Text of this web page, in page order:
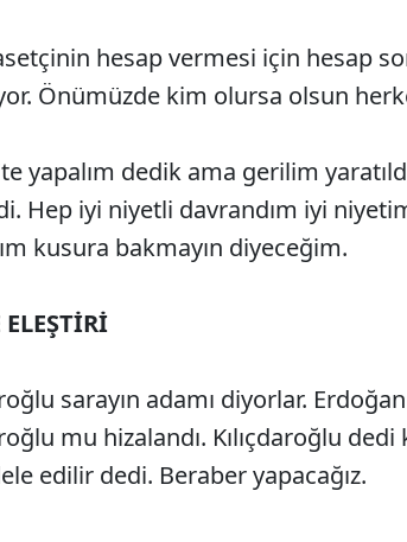
hesap vermesi için hesap
Önümüzde kim olursa olsun
yapalım dedik ama gerilim
Hep iyi niyetli davrandım iyi
kusura bakmayın diyeceğim.
ELEŞTİRİ
sarayın adamı diyorlar.
mu hizalandı. Kılıçdaroğlu
edilir dedi. Beraber yapacağız.